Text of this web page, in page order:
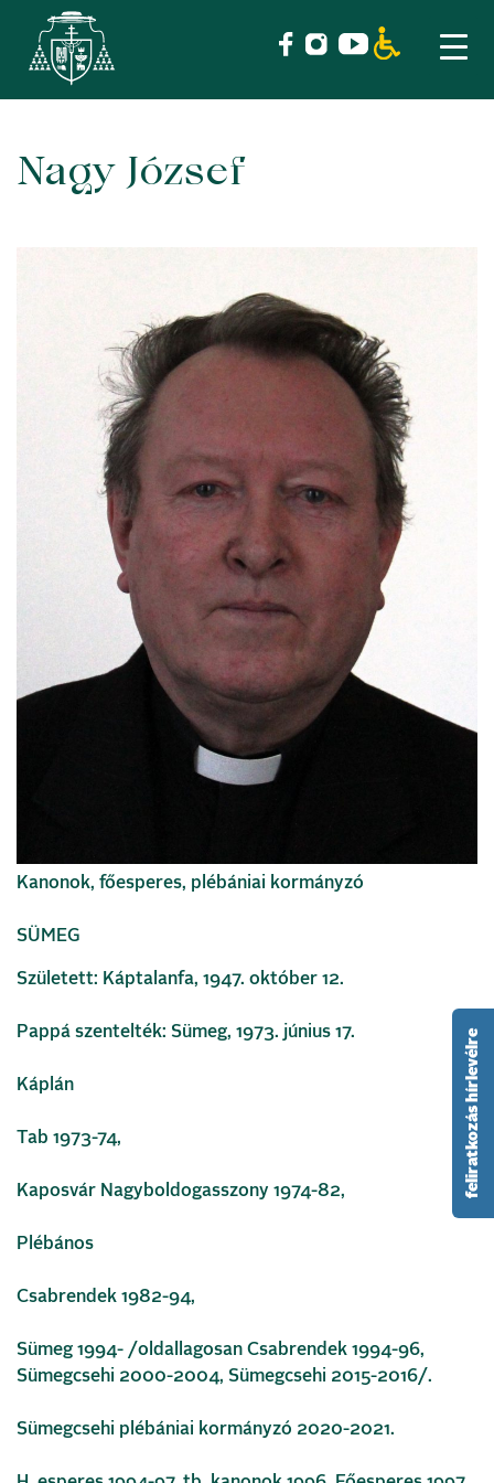
SkipNagy József
Kanonok, főesperes, plébániai kormányzó
SÜMEG
Született: Káptalanfa, 1947. október 12.
Pappá szentelték: Sümeg, 1973. június 17.
Káplán
Tab 1973-74,
Kaposvár Nagyboldogasszony 1974-82,
Plébános
Csabrendek 1982-94,
Sümeg 1994- /oldallagosan Csabrendek 1994-96,
Sümegcsehi 2000-2004, Sümegcsehi 2015-2016/.
Sümegcsehi plébániai kormányzó 2020-2021.
feliratkozás hírlevélre